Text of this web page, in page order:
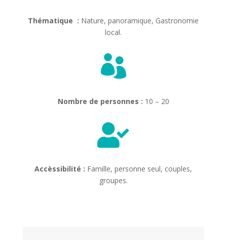
Thématique : Nature, panoramique, Gastronomie
local.

Nombre de personnes : 10 – 20

Accèssibilité : Famille, personne seul, couples,
groupes.